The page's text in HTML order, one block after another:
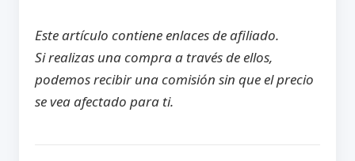
Este artículo contiene enlaces de afiliado.
Si realizas una compra a través de ellos,
podemos recibir una comisión sin que el precio
se vea afectado para ti.